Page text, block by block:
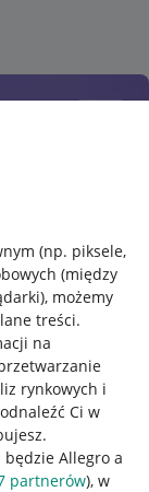
(np. piksele,
(między
, możemy
treści.
na
rynkowych i
Ci w
Allegro a
partnerów), w